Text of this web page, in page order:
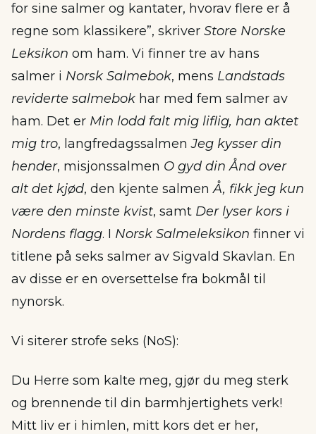
for sine salmer og kantater, hvorav flere er å
regne som klassikere”, skriver Store Norske
Leksikon om ham. Vi finner tre av hans
salmer i Norsk Salmebok, mens Landstads
reviderte salmebok har med fem salmer av
ham. Det er Min lodd falt mig liflig, han aktet
mig tro, langfredagssalmenJeg kysser din
hender, misjonssalmen O gyd din Ånd over
alt det kjød, den kjente salmenÅ, fikk jeg kun
være den minste kvist, samt Der lyser kors i
Nordens flagg. I Norsk Salmeleksikon finner vi
titlene på seks salmer av Sigvald Skavlan. En
av disse er en oversettelse fra bokmål til
nynorsk.
Vi siterer strofe seks (NoS):
Du Herre som kalte meg, gjør du meg sterk
og brennende til din barmhjertighets verk!
Mitt liv er i himlen, mitt kors det er her,